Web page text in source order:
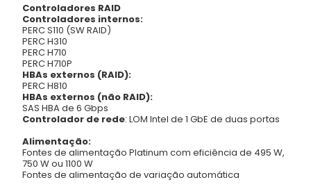
Controladores RAID
Controladores internos:
PERC S110 (SW RAID)
PERC H310
PERC H710
PERC H710P
HBAs externos (RAID):
PERC H810
HBAs externos (não RAID):
SAS HBA de 6 Gbps
Controlador de rede: LOM Intel de 1 GbE de duas portas
Alimentação:
Fontes de alimentação Platinum com eficiência de 495 W,
750 W ou 1100 W
Fontes de alimentação de variação automática